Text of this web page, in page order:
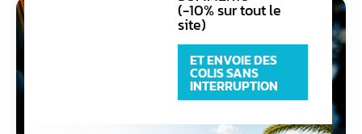
Catégorie : Kit silentbloc
(-10% sur tout le
site)
ET ENVOIE DES
COLIS SANS
INTERRUPTION